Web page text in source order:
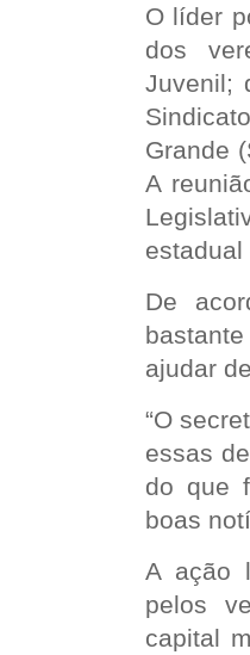
O líder
dos
Juvenil;
Grande
A
De
ajudar
“O
essas
do que
boas
A ação
pelos
capital